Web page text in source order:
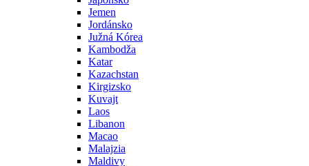
Jemen
Jordánsko
Južná Kórea
Kambodža
Katar
Kazachstan
Kirgizsko
Kuvajt
Laos
Libanon
Macao
Malajzia
Maldivy